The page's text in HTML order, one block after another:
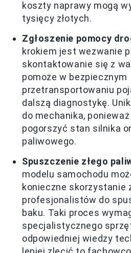
koszty naprawy mogą
tysięcy złotych.
Zgłoszenie pomocy
krokiem jest wezwanie
skontaktowanie się z
pomoże w bezpiecznym
przetransportowaniu
dalszą diagnostykę.
do mechanika,
pogorszyć stan silnika
paliwowego.
Spuszczenie złego
modelu samochodu
konieczne skorzystanie
profesjonalistów do
baku. Taki proces
specjalistycznego
odpowiedniej wiedzy